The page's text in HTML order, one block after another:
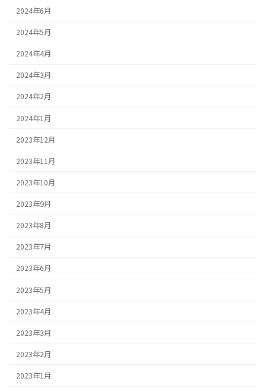
2024年6月
2024年5月
2024年4月
2024年3月
2024年2月
2024年1月
2023年12月
2023年11月
2023年10月
2023年9月
2023年8月
2023年7月
2023年6月
2023年5月
2023年4月
2023年3月
2023年2月
2023年1月